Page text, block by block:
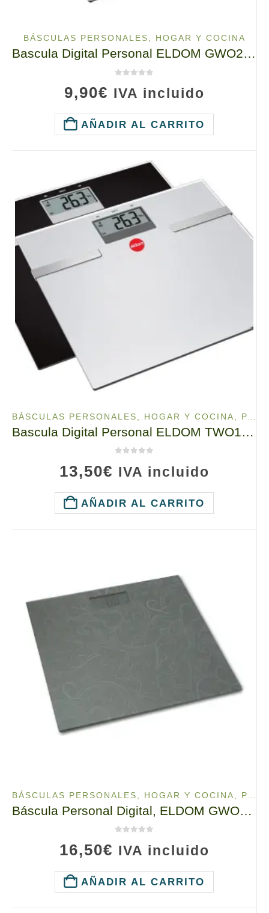
BÁSCULAS PERSONALES, HOGAR Y COCINA
Bascula Digital Personal ELDOM GWO250 Blanco hasta 150 kg
9,90€ IVA incluido
AÑADIR AL CARRITO
BÁSCULAS PERSONALES HOGAR Y COCINA PARA EL CUERPO
Bascula Digital Personal ELDOM TWO130 Hasta 150kg Con Medición de Grasa Corporal
13,50€ IVA incluido
AÑADIR AL CARRITO
BÁSCULAS PERSONALES HOGAR Y COCINA PARA TU SALUD
Báscula Personal Digital, ELDOM GWO170W, Hasta 180kg con Display Claro
16,50€ IVA incluido
AÑADIR AL CARRITO